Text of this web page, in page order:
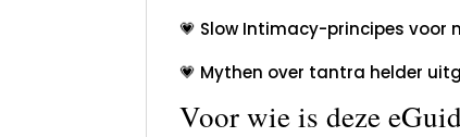
💗 Slow Intimacy-principes voor
💗 Mythen over tantra helder
Voor wie is deze